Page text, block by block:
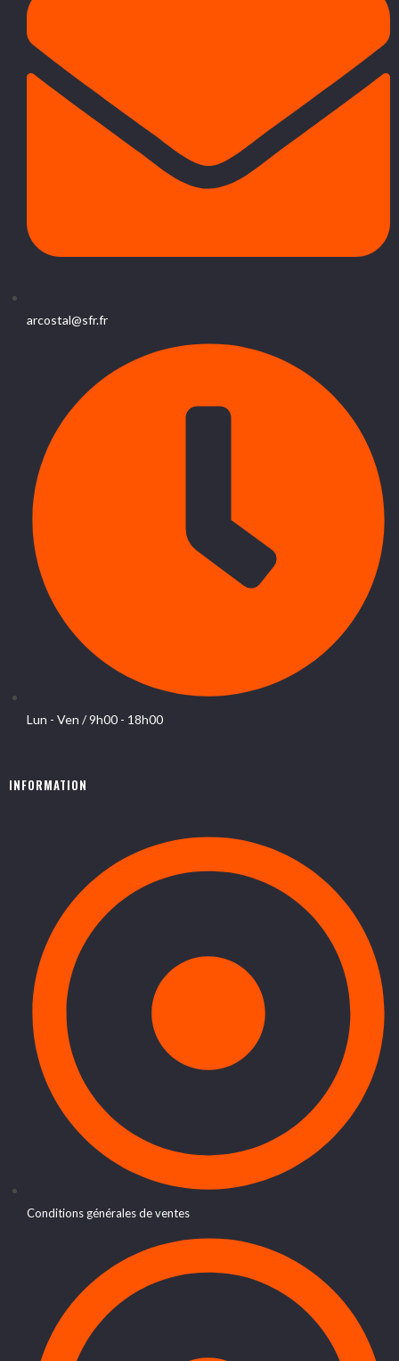
arcostal@sfr.fr
Lun - Ven / 9h00 - 18h00
INFORMATION
Conditions générales de ventes